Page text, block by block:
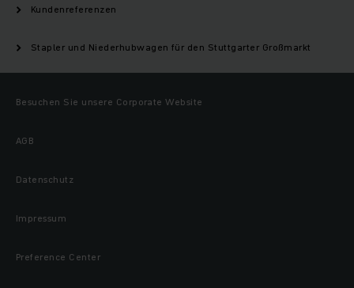
Kundenreferenzen
Stapler und Niederhubwagen für den Stuttgarter Großmarkt
Besuchen Sie unsere Corporate Website
AGB
Datenschutz
Impressum
Preference Center